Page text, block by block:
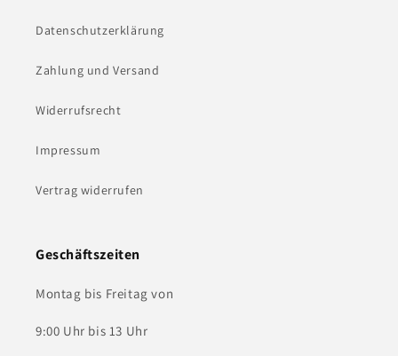
Datenschutzerklärung
Zahlung und Versand
Widerrufsrecht
Impressum
Vertrag widerrufen
Geschäftszeiten
Montag bis Freitag von
9:00 Uhr bis 13 Uhr